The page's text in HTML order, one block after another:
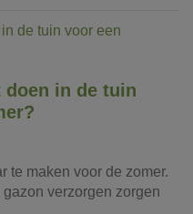
in de tuin
te maken voor de zomer.
verzorgen zorgen